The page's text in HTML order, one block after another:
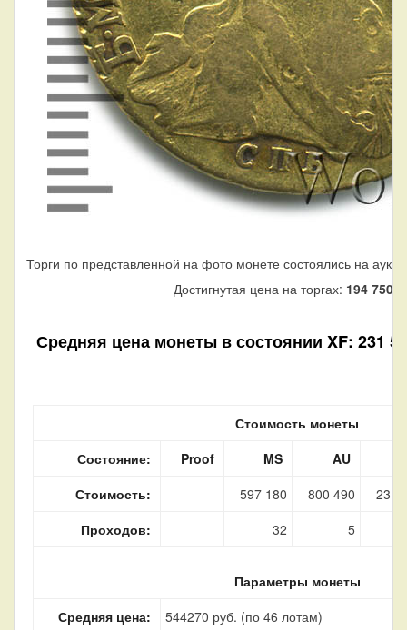
Торги по представленной на фото монете состоялись на
Достигнутая цена на торгах: 194 750
Средняя цена монеты в состоянии XF: 231
Стоимость монеты
Состояние:
Proof MS AU
Стоимость:
597 180 800 490
231
Проходов:
32 5
Параметры монеты
Средняя цена:
544270 руб. (по 46 лотам)